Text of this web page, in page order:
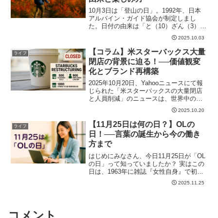
10月3日は「登山の日」。1992年、日本
アルパイン・ガイド協会が制定しまし
た。日付の由来は「と（10）ざん（3）」
2025.10.03
ライフ
【コラム】米スターバックス大量
閉店の背景に迫る！──価値観変
化とブランド再構築
2025年10月20日、Yahooニュースにて報
じられた「米スターバックスの大量閉店
と人員削減」のニュースは、世界中の
2025.10.20
ライフ
【11月25日は何の日？】OLの
日！──言葉の誕生から今の働き
方まで
はじめにみなさん、今日11月25日が「OL
の日」って知っていましたか？ 実はこの
日は、1963年に雑誌『女性自身』で初
2025.11.25